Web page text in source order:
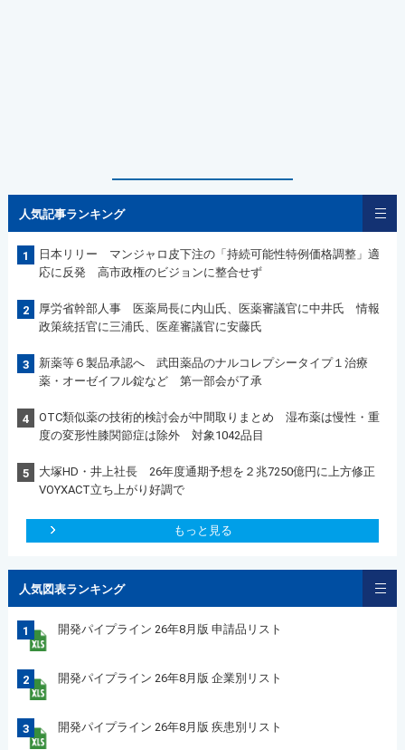
人気記事ランキング
1
日本リリー マンジャロ皮下注の「持続可能性特例価格調整」適
応に反発 高市政権のビジョンに整合せず
2
厚労省幹部人事 医薬局長に内山氏、医薬審議官に中井氏 情報
政策統括官に三浦氏、医産審議官に安藤氏
3
新薬等６製品承認へ 武田薬品のナルコレプシータイプ１治療
薬・オーゼイフル錠など 第一部会が了承
4
OTC類似薬の技術的検討会が中間取りまとめ 湿布薬は慢性・重
度の変形性膝関節症は除外 対象1042品目
5
大塚HD・井上社長 26年度通期予想を２兆7250億円に上方修正
VOYXACT立ち上がり好調で
もっと見る
人気図表ランキング
1 開発パイプライン 26年8月版 申請品リスト
2 開発パイプライン 26年8月版 企業別リスト
3 開発パイプライン 26年8月版 疾患別リスト